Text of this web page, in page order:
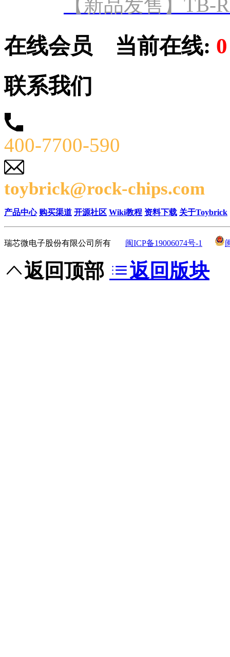
【新品发售】TB-
在线会员 当前在线:
联系我们
400-7700-590
toybrick@rock-chips.com
产品中心 购买渠道 开源社区 Wiki教程 资料下载 关于Toybrick
瑞芯微电子股份有限公司所有 闽ICP备19006074号-1
返回顶部 返回版块